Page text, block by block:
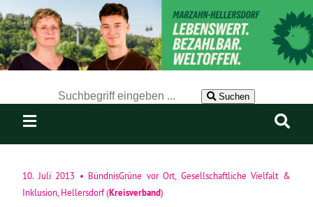
Suchen
10. Juli 2013 • BündnisGrüne vor Ort, Gesellschaftliche Vielfalt &
Inklusion,Hellersdorf(Kreisverband)